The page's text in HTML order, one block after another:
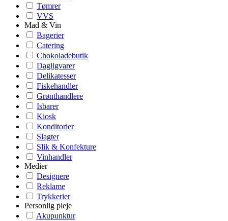
Tømrer
VVS
Mad & Vin
Bagerier
Catering
Chokoladebutik
Dagligvarer
Delikatesser
Fiskehandler
Grønthandlere
Isbarer
Kiosk
Konditorier
Slagter
Slik & Konfekture
Vinhandler
Medier
Designere
Reklame
Trykkerier
Personlig pleje
Akupunktur